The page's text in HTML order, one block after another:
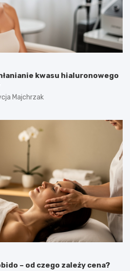
kwasu hialuronowego
Majchrzak
– od czego zależy cena?